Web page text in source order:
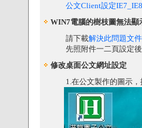
公文Client設定
WIN7電腦的樹枝圖無法顯
請下載解決此問題文
先照附件一二頁設定後關
修改桌面公文網址設定
1.在公文製作的圖示，